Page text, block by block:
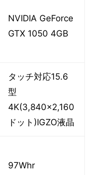
NVIDIA GeForce
GTX 1050 4GB
タッチ対応15.6
型
4K(3,840×2,160
ドット)IGZO液晶
97Whr